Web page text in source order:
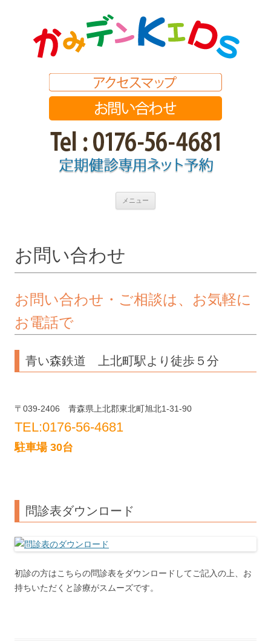
メニュー
プ
お問い合わせ
お問い合わせ・ご相談は、お気軽に
お電話で
青い森鉄道 上北町駅より徒歩５分
〒039-2406 青森県上北郡東北町旭北1-31-90
TEL:0176-56-4681
駐車場 30台
問診表ダウンロード
初診の方はこちらの問診表をダウンロードしてご記入の上、お
持ちいただくと診療がスムーズです。